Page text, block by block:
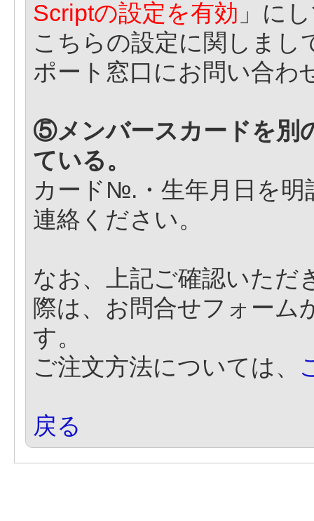
Scriptの設定を有効 」に
こちらの設定に関しまし
ポート窓口にお問い合わ
⑤メンバースカードを別
ている。
カード№.・生年月日を明
連絡ください。
なお、上記ご確認いただ
際は、お問合せフォーム
す。
ご注文方法については、
戻る